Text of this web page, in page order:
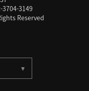
3704-3149
Reserved